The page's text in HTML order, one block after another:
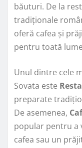
băuturi. De la
tradiționale
oferă cafea și
pentru toată
Unul dintre cele
Sovata este
preparate
De asemenea,
popular pentru a
cafea sau un